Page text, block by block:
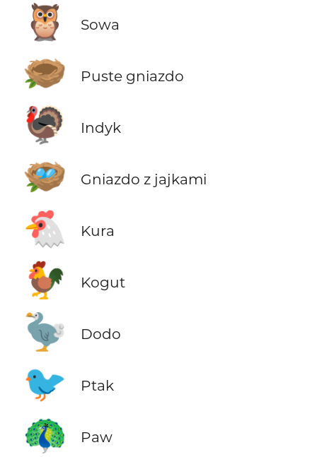
🦉 Sowa
🪹 Puste gniazdo
🦃 Indyk
🪺 Gniazdo z jajkami
🐔 Kura
🐓 Kogut
🦤 Dodo
🐦 Ptak
🦚 Paw